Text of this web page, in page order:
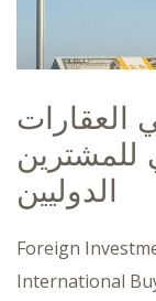
العقارات
للمشترين
الدوليين
Foreign
International